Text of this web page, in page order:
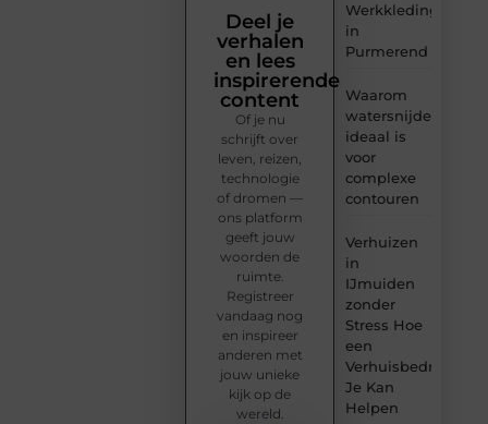
Werkkleding
in
Purmerend
Waarom
watersnijden
ideaal is
voor
complexe
contouren
Verhuizen
in
IJmuiden
zonder
Stress Hoe
een
Verhuisbedrijf
Je Kan
Helpen
Deel je
verhalen
en lees
inspirerende
content
Of je nu
schrijft over
leven, reizen,
technologie
of dromen —
ons platform
geeft jouw
woorden de
ruimte.
Registreer
vandaag nog
en inspireer
anderen met
jouw unieke
kijk op de
wereld.